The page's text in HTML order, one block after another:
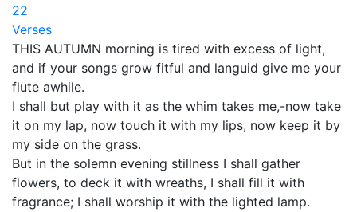
22
Verses
THIS AUTUMN morning is tired with excess of light,
and if your songs grow fitful and languid give me your
flute awhile.
I shall but play with it as the whim takes me,-now take
it on my lap, now touch it with my lips, now keep it by
my side on the grass.
But in the solemn evening stillness I shall gather
flowers, to deck it with wreaths, I shall fill it with
fragrance; I shall worship it with the lighted lamp.